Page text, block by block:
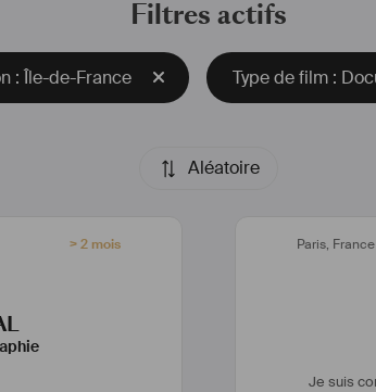
Filtres actifs
: Île-de-France Type de film :
Aléatoire
> 2 mois Paris, France
Je suis